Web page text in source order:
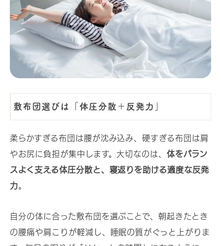
敷布団選びは「体圧分散＋反発力」
柔らかすぎる布団は腰が沈み込み、硬すぎる布団は肩
やお尻に負担が集中します。大切なのは、体をバラン
スよく支える体圧分散と、寝返りを助ける適度な反発
力。
自分の体に合った敷布団を選ぶことで、朝起きたとき
の腰痛や肩こりが軽減し、睡眠の質がぐっと上がりま